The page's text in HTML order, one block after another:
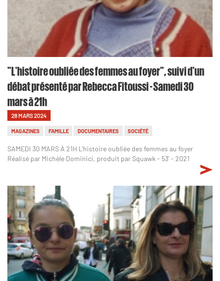
"L'histoire oubliée des femmes au foyer", suivi d'un
débat présenté par Rebecca Fitoussi - Samedi 30
mars à 21h
28 MARS 2024
MAGAZINES FAMILLE DOCUMENTAIRES SOCIÉTÉ
SAMEDI 30 MARS À 21H L'histoire oubliée des femmes au foyer
Réalisé par Michèle Dominici, produit par Squawk - 53' - 2021